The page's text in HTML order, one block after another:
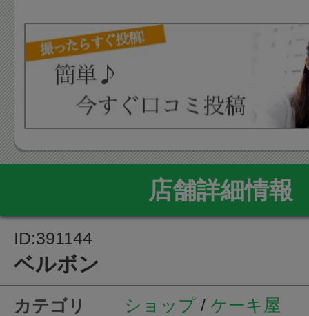
店舗詳細情報
ID:391144
ベルボン
カテゴリ ショップ / ケーキ屋